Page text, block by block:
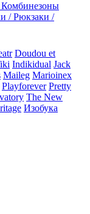
/ Рюкзаки /
Doudou et
Indikidual Jack
Maileg Marioinex
Playforever Pretty
The New
Изобука